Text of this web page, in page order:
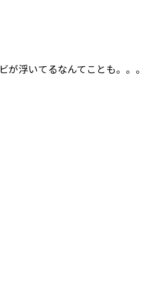
浮いてるなんてことも。。。